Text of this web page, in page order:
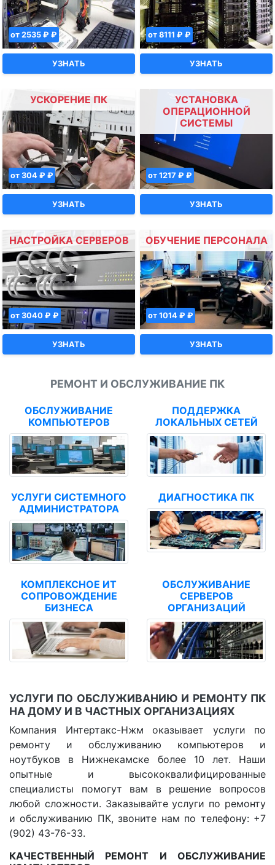
от 2535 ₽ ₽
УЗНАТЬ
от 8111 ₽ ₽
УЗНАТЬ
УСКОРЕНИЕ ПК
от 304 ₽ ₽
УЗНАТЬ
УСТАНОВКА
ОПЕРАЦИОННОЙ
СИСТЕМЫ
от 1217 ₽ ₽
УЗНАТЬ
НАСТРОЙКА СЕРВЕРОВ
от 3040 ₽ ₽
УЗНАТЬ
ОБУЧЕНИЕ ПЕРСОНАЛА
от 1014 ₽ ₽
УЗНАТЬ
РЕМОНТ И ОБСЛУЖИВАНИЕ ПК
ОБСЛУЖИВАНИЕ
КОМПЬЮТЕРОВ
ПОДДЕРЖКА
ЛОКАЛЬНЫХ СЕТЕЙ
УСЛУГИ СИСТЕМНОГО
АДМИНИСТРАТОРА
ДИАГНОСТИКА ПК
КОМПЛЕКСНОЕ ИТ
СОПРОВОЖДЕНИЕ
БИЗНЕСА
ОБСЛУЖИВАНИЕ
СЕРВЕРОВ
ОРГАНИЗАЦИЙ
УСЛУГИ ПО ОБСЛУЖИВАНИЮ И РЕМОНТУ ПК
НА ДОМУ И В ЧАСТНЫХ ОРГАНИЗАЦИЯХ
Компания Интертакс-Нжм оказывает услуги по
ремонту и обслуживанию компьютеров и
ноутбуков в Нижнекамске более 10 лет. Наши
опытные и высококвалифицированные
специалисты помогут вам в решение вопросов
любой сложности. Заказывайте услуги по ремонту
и обслуживанию ПК, звоните нам по телефону: +7
(902) 43-76-33.
КАЧЕСТВЕННЫЙ РЕМОНТ И ОБСЛУЖИВАНИЕ